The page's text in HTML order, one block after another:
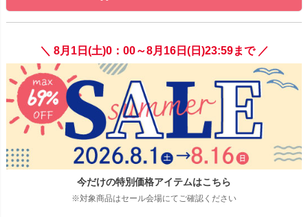
＼ 8月1日(土)0：00～8月16日(日)23:59まで ／
今だけの特別価格アイテムはこちら
※対象商品はセール会場にてご確認ください